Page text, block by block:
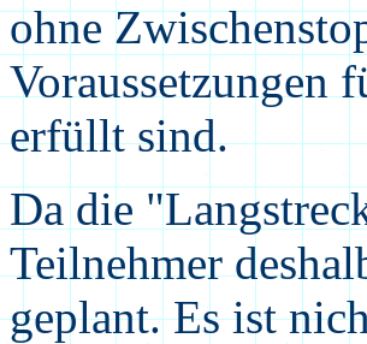
ohne
Voraussetzungen
erfüllt sind.
Da die
Teilnehmer
geplant. Es ist